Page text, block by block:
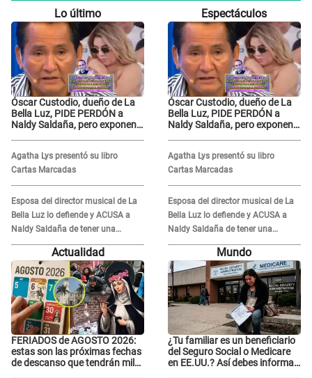
Lo último
Óscar Custodio, dueño de La
Bella Luz, PIDE PERDÓN a
Naldy Saldaña, pero exponen
grabar"
Agatha Lys presentó su libro
Cartas Marcadas
Esposa del director musical de La
Bella Luz lo defiende y ACUSA a
Naldy Saldaña de tener una
relación con él y otros integrantes
Espectáculos
Óscar Custodio, dueño de La
Bella Luz, PIDE PERDÓN a
Naldy Saldaña, pero exponen
grabar"
Agatha Lys presentó su libro
Cartas Marcadas
Esposa del director musical de La
Bella Luz lo defiende y ACUSA a
Naldy Saldaña de tener una
relación con él y otros integrantes
Actualidad
FERIADOS de AGOSTO 2026:
estas son las próximas fechas
de descanso que tendrán miles
Mundo
¿Tu familiar es un beneficiario
del Seguro Social o Medicare
en EE.UU.? Así debes informar